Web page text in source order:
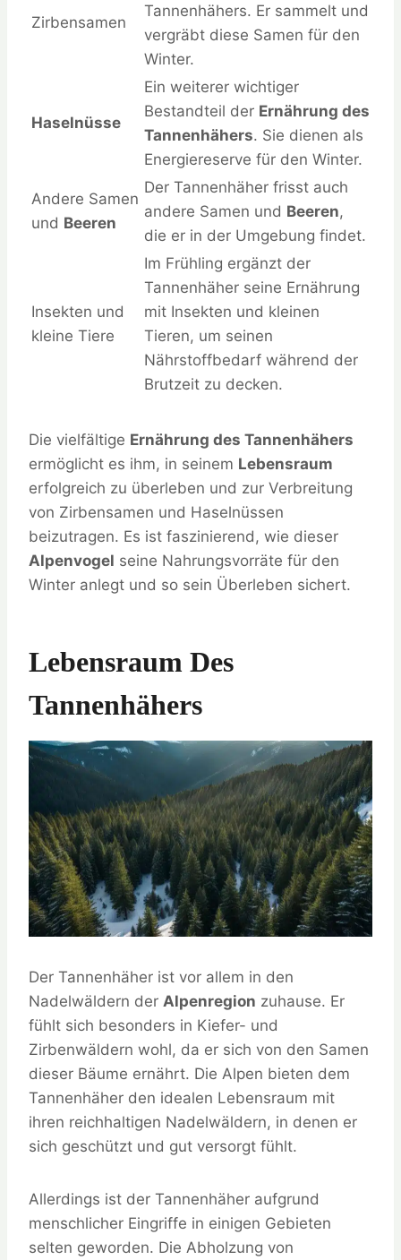
Zirbensamen
Tannenhähers. Er sammelt und
vergräbt diese Samen für den
Winter.
Haselnüsse
Ein weiterer wichtiger
Bestandteil der Ernährung des
Tannenhähers. Sie dienen als
Energiereserve für den Winter.
Andere Samen
und Beeren
Der Tannenhäher frisst auch
andere Samen und Beeren,
die er in der Umgebung findet.
Insekten und
kleine Tiere
Im Frühling ergänzt der
Tannenhäher seine Ernährung
mit Insekten und kleinen
Tieren, um seinen
Nährstoffbedarf während der
Brutzeit zu decken.
Die vielfältige Ernährung des Tannenhähers
ermöglicht es ihm, in seinem Lebensraum
erfolgreich zu überleben und zur Verbreitung
von Zirbensamen und Haselnüssen
beizutragen. Es ist faszinierend, wie dieser
Alpenvogel seine Nahrungsvorräte für den
Winter anlegt und so sein Überleben sichert.
Lebensraum Des
Tannenhähers
Der Tannenhäher ist vor allem in den
Nadelwäldern der Alpenregion zuhause. Er
fühlt sich besonders in Kiefer- und
Zirbenwäldern wohl, da er sich von den Samen
dieser Bäume ernährt. Die Alpen bieten dem
Tannenhäher den idealen Lebensraum mit
ihren reichhaltigen Nadelwäldern, in denen er
sich geschützt und gut versorgt fühlt.
Allerdings ist der Tannenhäher aufgrund
menschlicher Eingriffe in einigen Gebieten
selten geworden. Die Abholzung von